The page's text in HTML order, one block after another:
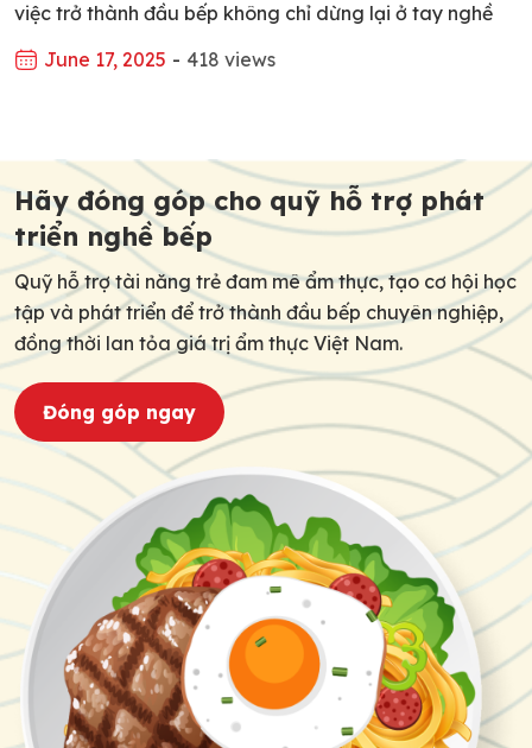
việc trở thành đầu bếp không chỉ dừng lại ở tay nghề
giỏi trong nước, mà còn là hành trình vươn ra toàn cầu,
học hỏi tại các nền ẩm thực phát triển, tiếp cận quy
June 17, 2025 - 418 views
Post
navigation
Hãy đóng góp cho quỹ hỗ trợ phát
triển nghề bếp
Quỹ hỗ trợ tài năng trẻ đam mê ẩm thực, tạo cơ hội học
tập và phát triển để trở thành đầu bếp chuyên nghiệp,
đồng thời lan tỏa giá trị ẩm thực Việt Nam.
Đóng góp ngay